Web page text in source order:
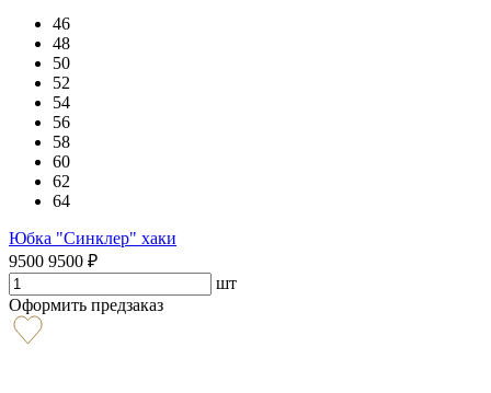
46
48
50
52
54
56
58
60
62
64
Юбка "Синклер" хаки
9500 9500 ₽
шт
Оформить предзаказ